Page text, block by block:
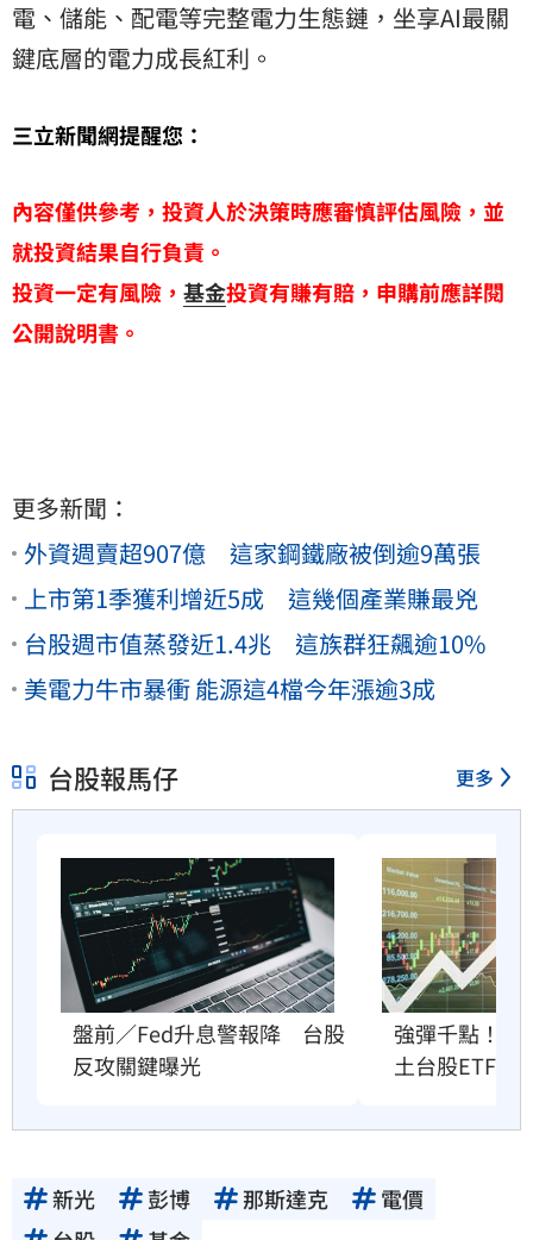
電、儲能、配電等完整電力生態鏈，坐享AI最關
鍵底層的電力成長紅利。
三立新聞網提醒您：
內容僅供參考，投資人於決策時應審慎評估風險，並
就投資結果自行負責。
投資一定有風險， 基金投資有賺有賠，申購前應詳閱
公開說明書。
更多新聞：
外資週賣超907億 這家鋼鐵廠被倒逾9萬張
上市第1季獲利增近5成 這幾個產業賺最兇
台股週市值蒸發近1.4兆 這族群狂飆逾10%
美電力牛市暴衝 能源這4檔今年漲逾3成
台股報馬仔 更多
盤前／Fed升息警報降　台股
反攻關鍵曝光
強彈千點！「
土台股ETF
新光 彭博 那斯達克
電價